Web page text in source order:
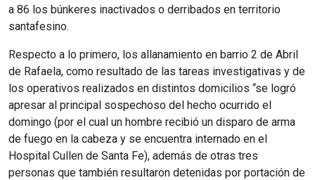
a 86 los búnkeres inactivados o derribados en territorio
santafesino.
Respecto a lo primero, los allanamiento en barrio 2 de Abril
de Rafaela, como resultado de las tareas investigativas y de
los operativos realizados en distintos domicilios “se logró
apresar al principal sospechoso del hecho ocurrido el
domingo (por el cual un hombre recibió un disparo de arma
de fuego en la cabeza y se encuentra internado en el
Hospital Cullen de Santa Fe), además de otras tres
personas que también resultaron detenidas por portación de